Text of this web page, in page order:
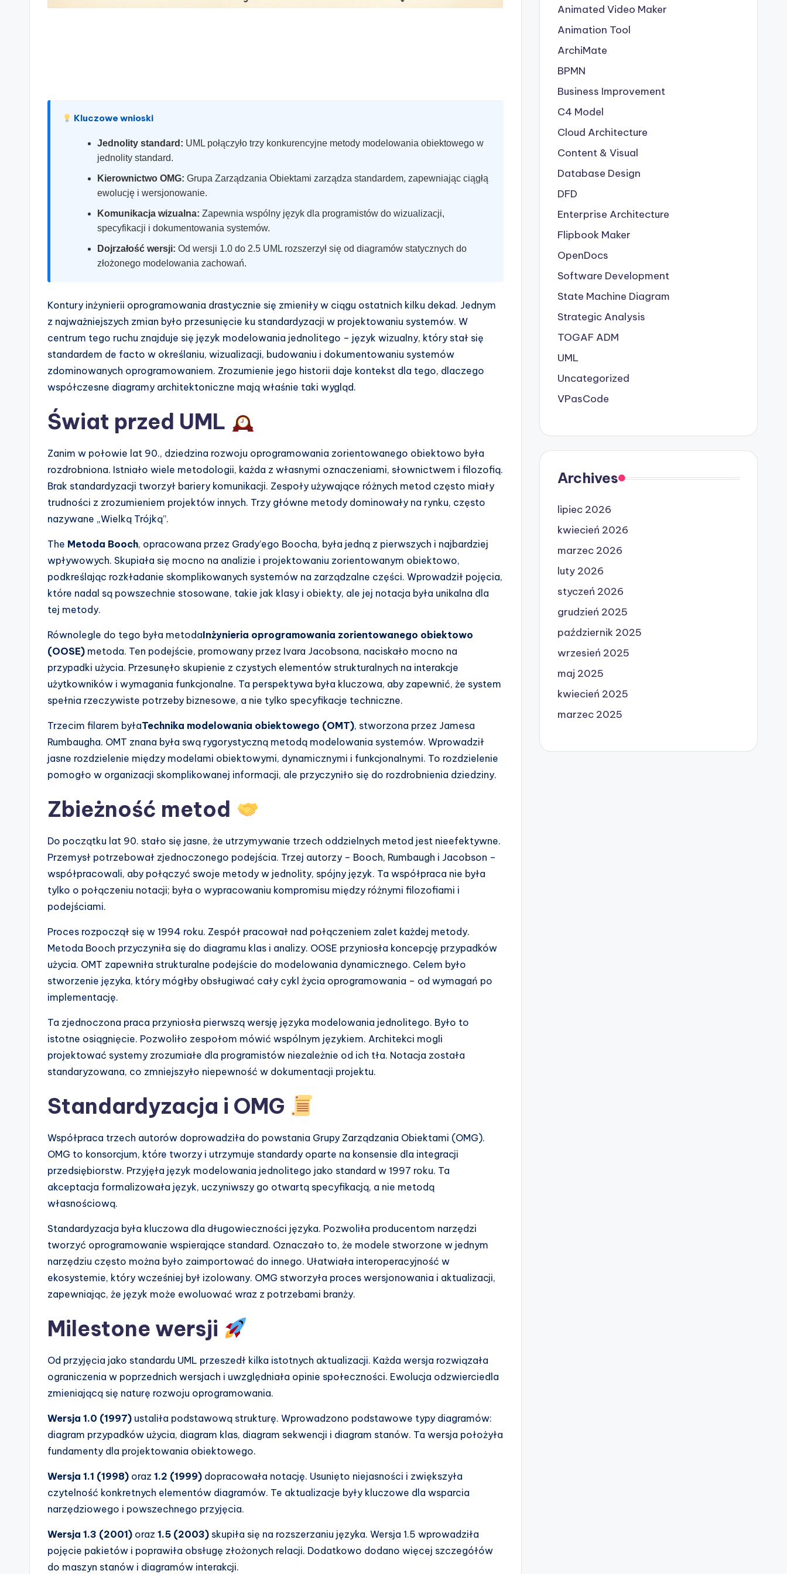
tr
Kluczowe wnioski
Jednolity standard: UML połączyło trzy konkurencyjne metody modelowania obiektowego w
jednolity standard.
Kierownictwo OMG: Grupa Zarządzania Obiektami zarządza standardem, zapewniając ciągłą
ewolucję i wersjonowanie.
Komunikacja wizualna: Zapewnia wspólny język dla programistów do wizualizacji,
specyfikacji i dokumentowania systemów.
Dojrzałość wersji: Od wersji 1.0 do 2.5 UML rozszerzył się od diagramów statycznych do
złożonego modelowania zachowań.
Kontury inżynierii oprogramowania drastycznie się zmieniły w ciągu ostatnich kilku dekad. Jednym
z najważniejszych zmian było przesunięcie ku standardyzacji w projektowaniu systemów. W
centrum tego ruchu znajduje się język modelowania jednolitego – język wizualny, który stał się
standardem de facto w określaniu, wizualizacji, budowaniu i dokumentowaniu systemów
zdominowanych oprogramowaniem. Zrozumienie jego historii daje kontekst dla tego, dlaczego
współczesne diagramy architektoniczne mają właśnie taki wygląd.
Świat przed UML
Zanim w połowie lat 90., dziedzina rozwoju oprogramowania zorientowanego obiektowo była
rozdrobniona. Istniało wiele metodologii, każda z własnymi oznaczeniami, słownictwem i filozofią.
Brak standardyzacji tworzył bariery komunikacji. Zespoły używające różnych metod często miały
trudności z zrozumieniem projektów innych. Trzy główne metody dominowały na rynku, często
nazywane „Wielką Trójką”.
The Metoda Booch, opracowana przez Grady’ego Boocha, była jedną z pierwszych i najbardziej
wpływowych. Skupiała się mocno na analizie i projektowaniu zorientowanym obiektowo,
podkreślając rozkładanie skomplikowanych systemów na zarządzalne części. Wprowadził pojęcia,
które nadal są powszechnie stosowane, takie jak klasy i obiekty, ale jej notacja była unikalna dla
tej metody.
Równolegle do tego była metodaInżynieria oprogramowania zorientowanego obiektowo
(OOSE) metoda. Ten podejście, promowany przez Ivara Jacobsona, naciskało mocno na
przypadki użycia. Przesunęło skupienie z czystych elementów strukturalnych na interakcje
użytkowników i wymagania funkcjonalne. Ta perspektywa była kluczowa, aby zapewnić, że system
spełnia rzeczywiste potrzeby biznesowe, a nie tylko specyfikacje techniczne.
Trzecim filarem byłaTechnika modelowania obiektowego (OMT), stworzona przez Jamesa
Rumbaugha. OMT znana była swą rygorystyczną metodą modelowania systemów. Wprowadził
jasne rozdzielenie między modelami obiektowymi, dynamicznymi i funkcjonalnymi. To rozdzielenie
pomogło w organizacji skomplikowanej informacji, ale przyczyniło się do rozdrobnienia dziedziny.
Zbieżność metod
Do początku lat 90. stało się jasne, że utrzymywanie trzech oddzielnych metod jest nieefektywne.
Przemysł potrzebował zjednoczonego podejścia. Trzej autorzy – Booch, Rumbaugh i Jacobson –
współpracowali, aby połączyć swoje metody w jednolity, spójny język. Ta współpraca nie była
tylko o połączeniu notacji; była o wypracowaniu kompromisu między różnymi filozofiami i
podejściami.
Proces rozpoczął się w 1994 roku. Zespół pracował nad połączeniem zalet każdej metody.
Metoda Booch przyczyniła się do diagramu klas i analizy. OOSE przyniosła koncepcję przypadków
użycia. OMT zapewniła strukturalne podejście do modelowania dynamicznego. Celem było
stworzenie języka, który mógłby obsługiwać cały cykl życia oprogramowania – od wymagań po
implementację.
Ta zjednoczona praca przyniosła pierwszą wersję języka modelowania jednolitego. Było to
istotne osiągnięcie. Pozwoliło zespołom mówić wspólnym językiem. Architekci mogli
projektować systemy zrozumiałe dla programistów niezależnie od ich tła. Notacja została
standaryzowana, co zmniejszyło niepewność w dokumentacji projektu.
Standardyzacja i OMG
Współpraca trzech autorów doprowadziła do powstania Grupy Zarządzania Obiektami (OMG).
OMG to konsorcjum, które tworzy i utrzymuje standardy oparte na konsensie dla integracji
przedsiębiorstw. Przyjęła język modelowania jednolitego jako standard w 1997 roku. Ta
akceptacja formalizowała język, uczyniwszy go otwartą specyfikacją, a nie metodą
własnościową.
Standardyzacja była kluczowa dla długowieczności języka. Pozwoliła producentom narzędzi
tworzyć oprogramowanie wspierające standard. Oznaczało to, że modele stworzone w jednym
narzędziu często można było zaimportować do innego. Ułatwiała interoperacyjność w
ekosystemie, który wcześniej był izolowany. OMG stworzyła proces wersjonowania i aktualizacji,
zapewniając, że język może ewoluować wraz z potrzebami branży.
Milestone wersji
Od przyjęcia jako standardu UML przeszedł kilka istotnych aktualizacji. Każda wersja rozwiązała
ograniczenia w poprzednich wersjach i uwzględniała opinie społeczności. Ewolucja odzwierciedla
zmieniającą się naturę rozwoju oprogramowania.
Wersja 1.0 (1997) ustaliła podstawową strukturę. Wprowadzono podstawowe typy diagramów:
diagram przypadków użycia, diagram klas, diagram sekwencji i diagram stanów. Ta wersja położyła
fundamenty dla projektowania obiektowego.
Wersja 1.1 (1998) oraz 1.2 (1999) dopracowała notację. Usunięto niejasności i zwiększyła
czytelność konkretnych elementów diagramów. Te aktualizacje były kluczowe dla wsparcia
narzędziowego i powszechnego przyjęcia.
Wersja 1.3 (2001) oraz 1.5 (2003) skupiła się na rozszerzaniu języka. Wersja 1.5 wprowadziła
pojęcie pakietów i poprawiła obsługę złożonych relacji. Dodatkowo dodano więcej szczegółów
do maszyn stanów i diagramów interakcji.
Animated Video Maker
Animation Tool
ArchiMate
BPMN
Business Improvement
C4 Model
Cloud Architecture
Content & Visual
Database Design
DFD
Enterprise Architecture
Flipbook Maker
OpenDocs
Software Development
State Machine Diagram
Strategic Analysis
TOGAF ADM
UML
Uncategorized
VPasCode
Archives
lipiec 2026
kwiecień 2026
marzec 2026
luty 2026
styczeń 2026
grudzień 2025
październik 2025
wrzesień 2025
maj 2025
kwiecień 2025
marzec 2025